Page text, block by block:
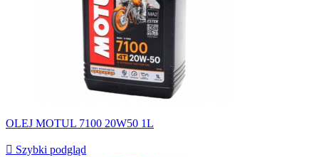
OLEJ MOTUL 7100 20W50 1L
 Szybki podgląd